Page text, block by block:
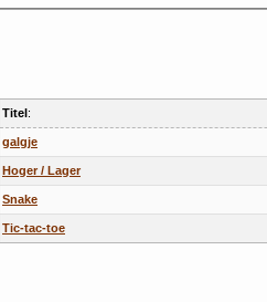
Titel:
galgje
Hoger / Lager
Snake
Tic-tac-toe